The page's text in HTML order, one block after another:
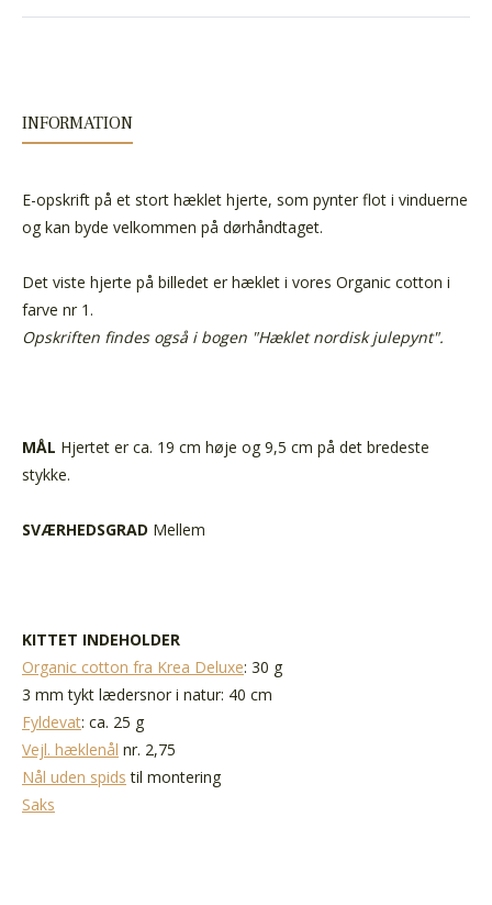
INFORMATION
E-opskrift på et stort hæklet hjerte, som pynter flot i vinduerne
og kan byde velkommen på dørhåndtaget.
Det viste hjerte på billedet er hæklet i vores Organic cotton i
farve nr 1.
Opskriften findes også i bogen "Hæklet nordisk julepynt".
MÅL Hjertet er ca. 19 cm høje og 9,5 cm på det bredeste
stykke.
SVÆRHEDSGRAD Mellem
KITTET INDEHOLDER
Organic cotton fra Krea Deluxe: 30 g
3 mm tykt lædersnor i natur: 40 cm
Fyldevat: ca. 25 g
Vejl. hæklenål nr. 2,75
Nål uden spids til montering
Saks